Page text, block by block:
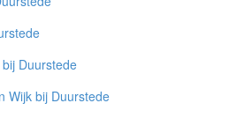
Duurstede
Wijk bij Duurstede